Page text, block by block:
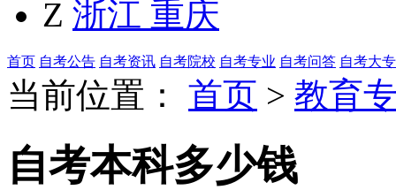
Z 浙江 重庆
首页 自考公告 自考资讯 自考院校 自考专业 自考问答 自考大专
当前位置： 首页 > 教育
自考本科多少钱